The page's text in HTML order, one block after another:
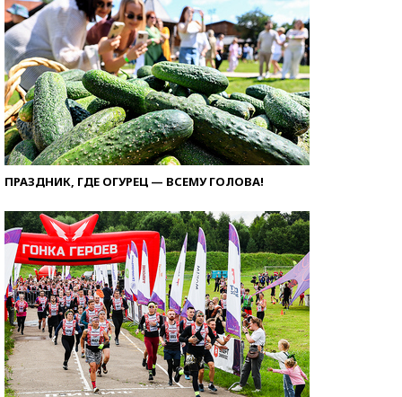
ПРАЗДНИК, ГДЕ ОГУРЕЦ — ВСЕМУ ГОЛОВА!